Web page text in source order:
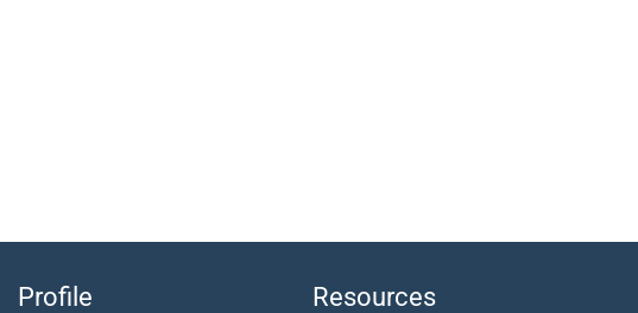
Profile Resources